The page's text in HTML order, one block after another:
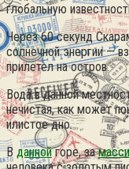
глобальную
Через 60 секунд
солнечной энергии —
прилетел на остров.
Вода в данной
нечистая, как может
илистое дно.
В даннойгоре, за